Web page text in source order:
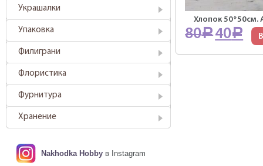
Украшалки
Упаковка
Филиграни
Флористика
Фурнитура
Хранение
Nakhodka Hobby в Instagram
Хлопок 50*50см.
80Р 40Р